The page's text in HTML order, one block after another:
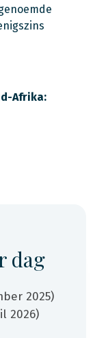
Afrika:
dag
2025)
2026)